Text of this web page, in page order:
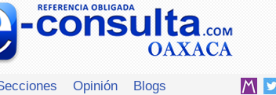
Opinión Blogs